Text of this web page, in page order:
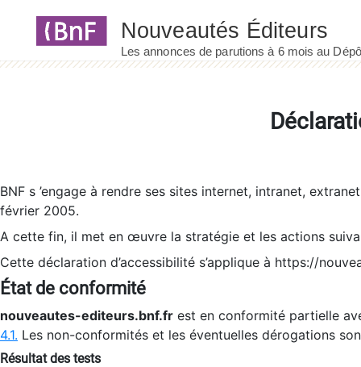
BNF s ’engage à rendre ses sites internet, intranet,
février 2005.
A cette fin, il met en œuvre la stratégie et les actions
Cette déclaration d’accessibilité s’applique à https://
État de conformité
nouveautes-editeurs.bnf.fr est en conformité partielle
4.1. Les non-conformités et les éventuelles dérogations
Résultat des tests